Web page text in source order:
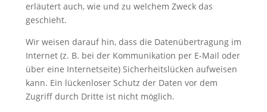
erläutert auch, wie und zu welchem Zweck das
geschieht.
Wir weisen darauf hin, dass die Datenübertragung im
Internet (z. B. bei der Kommunikation per E-Mail oder
über eine Internetseite) Sicherheitslücken aufweisen
kann. Ein lückenloser Schutz der Daten vor dem
Zugriff durch Dritte ist nicht möglich.